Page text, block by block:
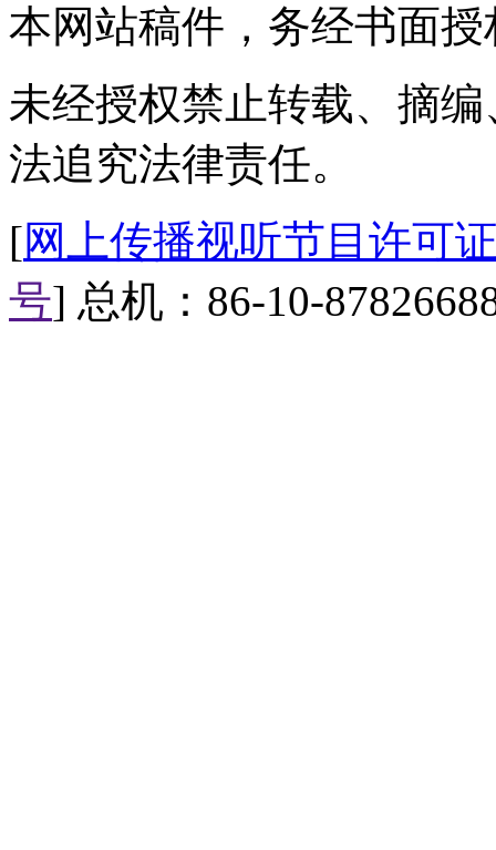
本网站稿件，务经书面授
未经授权禁止转载、摘
法追究法律责任。
[网上传播视听节目许可
号] 总机：86-10-